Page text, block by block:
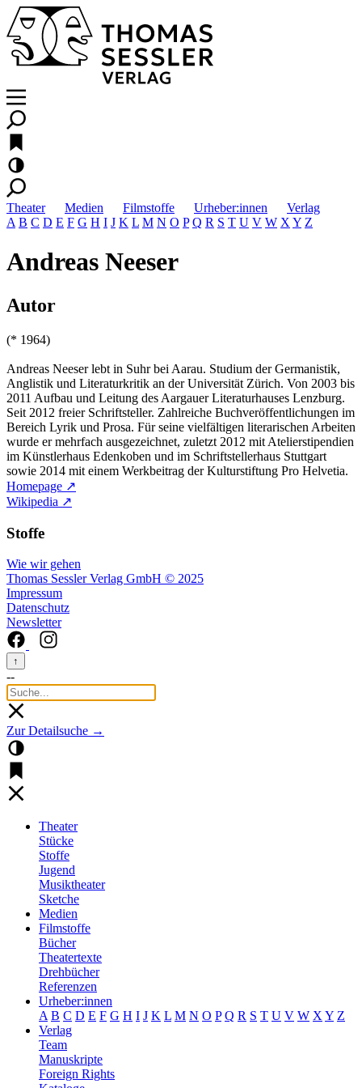
Theater Medien Filmstoffe Urheber:innen
Verlag
A B C D E F G H I J K L M N O P Q R S T U V W X Y Z
Andreas Neeser
Autor
(* 1964)
Andreas Neeser lebt in Suhr bei Aarau. Studium der Germanistik,
Anglistik und Literaturkritik an der Universität Zürich. Von 2003 bis
2011 Aufbau und Leitung des Aargauer Literaturhauses Lenzburg.
Seit 2012 freier Schriftsteller. Zahlreiche Buchveröffentlichungen im
Bereich Lyrik und Prosa. Für seine vielfältigen literarischen Arbeiten
wurde er mehrfach ausgezeichnet, zuletzt 2012 mit Atelierstipendien
im Künstlerhaus Edenkoben und im Schriftstellerhaus Stuttgart
sowie 2014 mit einem Werkbeitrag der Kulturstiftung Pro Helvetia.
Homepage ↗
Wikipedia ↗
Stoffe
Wie wir gehen
Thomas Sessler Verlag GmbH © 2025
Impressum
Datenschutz
Newsletter
↑
--
Zur Detailsuche →
Theater
Stücke
Stoffe
Jugend
Musiktheater
Sketche
Medien
Filmstoffe
Bücher
Theatertexte
Drehbücher
Referenzen
Urheber:innen
A B C D E F G H I J K L M N O P Q R S T U V W X Y Z
Verlag
Team
Manuskripte
Foreign Rights